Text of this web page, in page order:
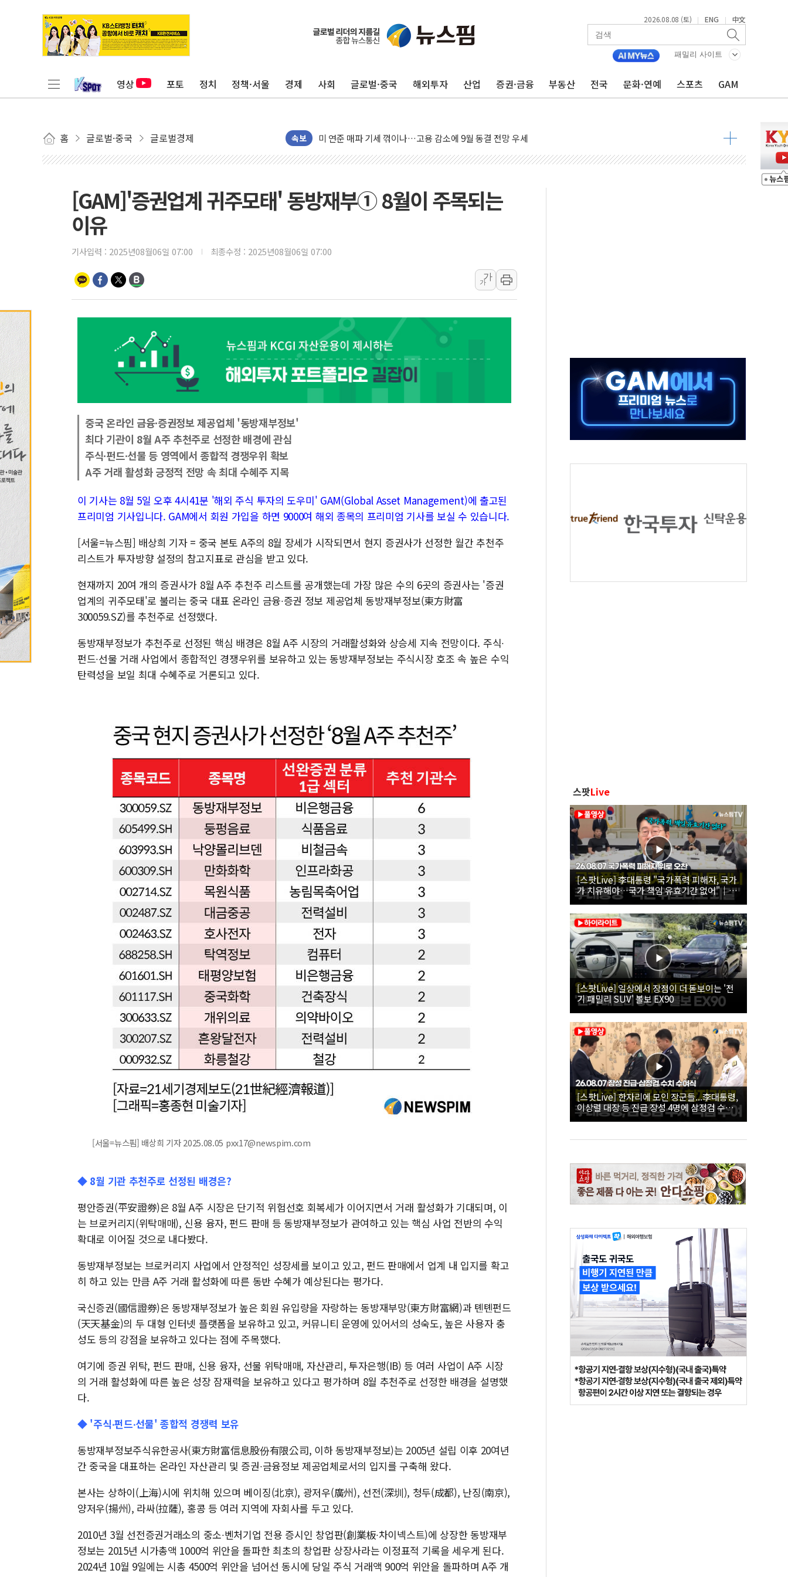
2026.08.08 (토) | ENG | 中文
패밀리 사이트
영상 포토 정치 정책·서울 경제 사회 글로벌·중국 해외투자 산업 증권·금융 부동산 전국 문화·연예 스포츠 GAM
홈 글로벌·중국 글로벌경제 속보
민주, 오늘 제주·인천 경선 결과 발표...'김민석 재역전 vs 정청래 격차 확대'
뉴욕증시, 고용 쇼크에 금리 인상 우려 후퇴…S&P500 최고치
트럼프, 쿡 연준 이사 해임 재추진…"26일까지 의혹 소명" 요구
미 연준 매파 기세 꺾이나…고용 감소에 9월 동결 전망 우세
[종합] 이슬람 수니파 3국, '공동방위협정' 체결… 이스라엘·이란 위협에 맞설 자체 억지력 강화
美 항소법원, 백악관 무도회장 공사 중단 명령…트럼프 제동
이란 핵심 원유 수출항 '하르그섬', 최근 1주일 이상 '올스톱'… 美 해상봉쇄 영향
[종합] 美 7월 고용 2만3000명 감소 '쇼크'…9월 금리 인상 기대 후퇴
[사진] 이슬람 수니파 3개국, 공동방위협정 체결
보훈부, 미 DPAA와 MOU… "6·25 미군 실종자 7359명 끝까지 찾겠다"
트럼프 "금리 내려야"…파월 때와 달리 워시엔 톤 낮춰
특정 정치인 측근 포항시 정책특보 내정설...포항시 '시끌'
李 "해남 태양광, 대한민국 다음 100년 밑거름…수도권 집중 완화 전환점"
[GAM]'증권업계 귀주모태' 동방재부① 8월이 주목되는
이유
기사입력 : 2025년08월06일 07:00 최종수정 : 2025년08월06일 07:00
가
가
중국 온라인 금융∙증권정보 제공업체 '동방재부정보'
최다 기관이 8월 A주 추천주로 선정한 배경에 관심
주식∙펀드∙선물 등 영역에서 종합적 경쟁우위 확보
A주 거래 활성화 긍정적 전망 속 최대 수혜주 지목
이 기사는 8월 5일 오후 4시41분 '해외 주식 투자의 도우미' GAM(Global Asset Management)에 출고된
프리미엄 기사입니다. GAM에서 회원 가입을 하면 9000여 해외 종목의 프리미엄 기사를 보실 수 있습니다.
[서울=뉴스핌] 배상희 기자 = 중국 본토 A주의 8월 장세가 시작되면서 현지 증권사가 선정한 월간 추천주
리스트가 투자방향 설정의 참고지표로 관심을 받고 있다.
현재까지 20여 개의 증권사가 8월 A주 추천주 리스트를 공개했는데 가장 많은 수의 6곳의 증권사는 '증권
업계의 귀주모태'로 불리는 중국 대표 온라인 금융∙증권 정보 제공업체 동방재부정보(東方財富
300059.SZ)를 추천주로 선정했다.
동방재부정보가 추천주로 선정된 핵심 배경은 8월 A주 시장의 거래활성화와 상승세 지속 전망이다. 주식∙
펀드∙선물 거래 사업에서 종합적인 경쟁우위를 보유하고 있는 동방재부정보는 주식시장 호조 속 높은 수익
탄력성을 보일 최대 수혜주로 거론되고 있다.
[서울=뉴스핌] 배상희 기자 2025.08.05 pxx17@newspim.com
◆ 8월 기관 추천주로 선정된 배경은?
평안증권(平安證券)은 8월 A주 시장은 단기적 위험선호 회복세가 이어지면서 거래 활성화가 기대되며, 이
는 브로커리지(위탁매매), 신용 융자, 펀드 판매 등 동방재부정보가 관여하고 있는 핵심 사업 전반의 수익
확대로 이어질 것으로 내다봤다.
동방재부정보는 브로커리지 사업에서 안정적인 성장세를 보이고 있고, 펀드 판매에서 업계 내 입지를 확고
히 하고 있는 만큼 A주 거래 활성화에 따른 동반 수혜가 예상된다는 평가다.
국신증권(國信證券)은 동방재부정보가 높은 회원 유입량을 자랑하는 동방재부망(東方財富網)과 톈톈펀드
(天天基金)의 두 대형 인터넷 플랫폼을 보유하고 있고, 커뮤니티 운영에 있어서의 성숙도, 높은 사용자 충
성도 등의 강점을 보유하고 있다는 점에 주목했다.
여기에 증권 위탁, 펀드 판매, 신용 융자, 선물 위탁매매, 자산관리, 투자은행(IB) 등 여러 사업이 A주 시장
의 거래 활성화에 따른 높은 성장 잠재력을 보유하고 있다고 평가하며 8월 추천주로 선정한 배경을 설명했
다.
◆ '주식∙펀드∙선물' 종합적 경쟁력 보유
동방재부정보주식유한공사(東方財富信息股份有限公司, 이하 동방재부정보)는 2005년 설립 이후 20여년
간 중국을 대표하는 온라인 자산관리 및 증권∙금융정보 제공업체로서의 입지를 구축해 왔다.
본사는 상하이(上海)시에 위치해 있으며 베이징(北京), 광저우(廣州), 선전(深圳), 청두(成都), 난징(南京),
양저우(揚州), 라싸(拉薩), 홍콩 등 여러 지역에 자회사를 두고 있다.
2010년 3월 선전증권거래소의 중소∙벤처기업 전용 증시인 창업판(創業板∙차이넥스트)에 상장한 동방재부
정보는 2015년 시가총액 1000억 위안을 돌파한 최초의 창업판 상장사라는 이정표적 기록을 세우게 된다.
2024년 10월 9일에는 시총 4500억 위안을 넘어선 동시에 당일 주식 거래액 900억 위안을 돌파하며 A주 개
스팟Live
[스팟Live] 李대통령 "국가폭력 피해자, 국가
가 치유해야…국가 책임 유효기간 없어"｜
26.08.07 국가폭력 피해자 위로 오찬
[스팟Live] 일상에서 장점이 더 돋보이는 '전
기 패밀리 SUV' 볼보 EX90
[스팟Live] 한자리에 모인 장군들...李대통령,
이상렬 대장 등 진급 장성 4명에 삼정검 수치
직접 수여｜26.08.07 장성 진급·삼정검 수치